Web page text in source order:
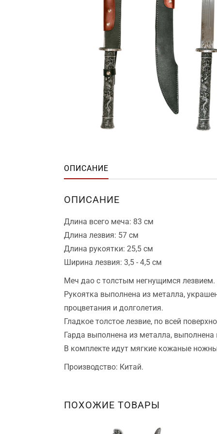
ОПИСАНИЕ
ОПИСАНИЕ
Длина всего меча: 83 см
Длина лезвия: 57 см
Длина рукоятки: 25,5 см
Ширина лезвия: 3,5 - 4,5 см
Меч дао с толстым негнущимся лезвием.
Рукоятка выполнена из металла,
процветания и долголетия.
Гладкое толстое лезвие, по всей
Гарда выполнена из металла,
В комплекте идут мягкие кожаные
Производство: Китай.
ПОХОЖИЕ ТОВАРЫ